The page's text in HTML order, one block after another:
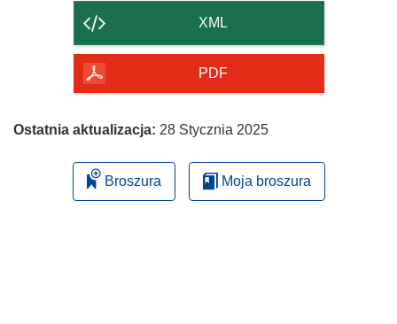
strony
XML
PDF
Ostatnia aktualizacja: 28 Stycznia 2025
Broszura Moja broszura